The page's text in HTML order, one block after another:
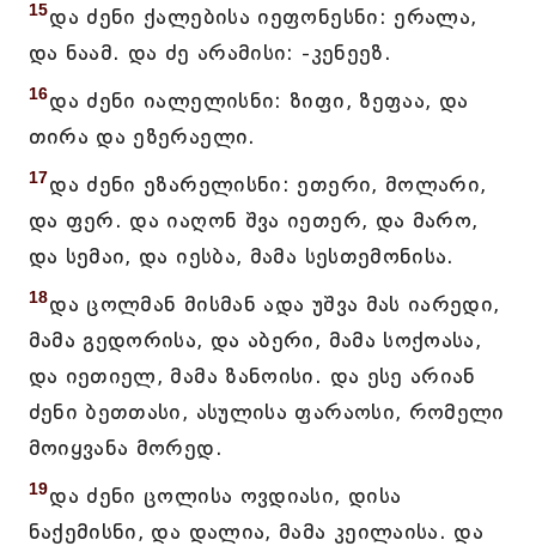
15და ძენი ქალებისა იეფონესნი: ერალა,
და ნაამ. და ძე არამისი: -კენეეზ.
16და ძენი იალელისნი: ზიფი, ზეფაა, და
თირა და ეზერაელი.
17და ძენი ეზარელისნი: ეთერი, მოლარი,
და ფერ. და იაღონ შვა იეთერ, და მარო,
და სემაი, და იესბა, მამა სესთემონისა.
18და ცოლმან მისმან ადა უშვა მას იარედი,
მამა გედორისა, და აბერი, მამა სოქოასა,
და იეთიელ, მამა ზანოისი. და ესე არიან
ძენი ბეთთასი, ასულისა ფარაოსი, რომელი
მოიყვანა მორედ.
19და ძენი ცოლისა ოვდიასი, დისა
ნაქემისნი, და დალია, მამა კეილაისა. და